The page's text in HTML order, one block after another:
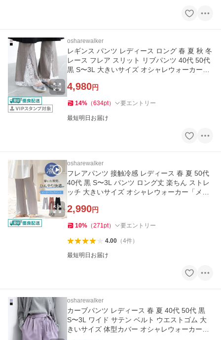
osharewalker
レギンス パンツ レディース ロング 春 夏 秋 冬
レース フレア スリット リブパンツ 40代 50代
黒 S〜3L 大きいサイズ オシャレウォーカー
4,980円
14% （634pt） 要エントリー
最短明日お届け
osharewalker
フレアパンツ 接触冷感 レディース 春 夏 50代
40代 黒 S〜3L パンツ ロング丈 楽ちん ストレ
ッチ 大きいサイズ オシャレウォーカー「メー
2,990円
10% （271pt） 要エントリー
4.00（4件）
最短明日お届け
osharewalker
カーブパンツ レディース 春 夏 40代 50代 黒
S〜3L ワイド サテン ベルト ウエストゴム 大
きいサイズ 体型カバー オシャレウォーカー